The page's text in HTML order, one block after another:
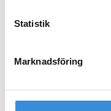
Statistik
Marknadsföring